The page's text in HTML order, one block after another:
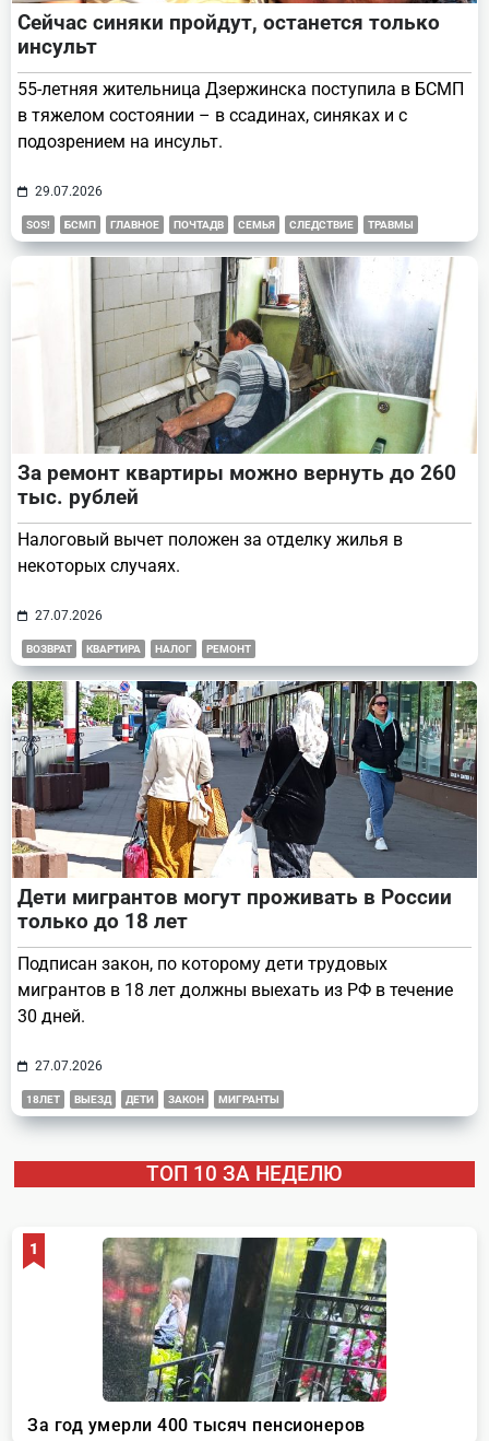
Сейчас синяки пройдут, останется только
инсульт
55-летняя жительница Дзержинска поступила в БСМП
в тяжелом состоянии – в ссадинах, синяках и с
подозрением на инсульт.
29.07.2026
SOS! БСМП ГЛАВНОЕ ПОЧТАДВ СЕМЬЯ СЛЕДСТВИЕ ТРАВМЫ
За ремонт квартиры можно вернуть до 260
тыс. рублей
Налоговый вычет положен за отделку жилья в
некоторых случаях.
27.07.2026
ВОЗВРАТ КВАРТИРА НАЛОГ РЕМОНТ
Дети мигрантов могут проживать в России
только до 18 лет
Подписан закон, по которому дети трудовых
мигрантов в 18 лет должны выехать из РФ в течение
30 дней.
27.07.2026
18ЛЕТ ВЫЕЗД ДЕТИ ЗАКОН МИГРАНТЫ
ТОП 10 ЗА НЕДЕЛЮ